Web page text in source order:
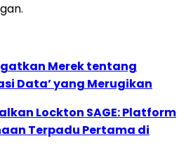
Merek tentang
Data’ yang Merugikan
Lockton SAGE: Platform
Terpadu Pertama di